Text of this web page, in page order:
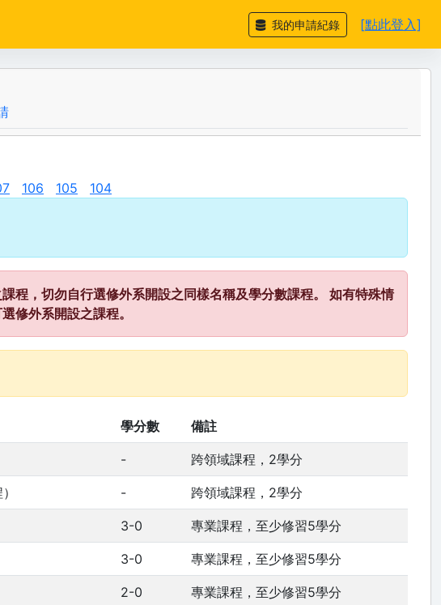
我的申請紀錄 [點此登入]
106 105 104
程，切勿自行選修外系開設之同樣名稱及學分數課程。 如有特殊情
修外系開設之課程。
學分數 備註
- 跨領域課程，2學分
- 跨領域課程，2學分
3-0 專業課程，至少修習5學分
3-0 專業課程，至少修習5學分
2-0 專業課程，至少修習5學分